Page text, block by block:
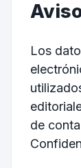
Los
de